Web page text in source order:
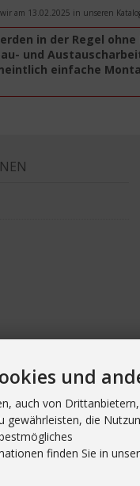
am 13.02.2025 in unseren
in der Regel
und
einfache
und
auch von Drittanbietern,
gewährleisten, die
finden Sie in